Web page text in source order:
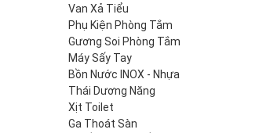
Van Xả Tiểu
Phụ Kiện Phòng Tắm
Gương Soi Phòng Tắm
Máy Sấy Tay
Bồn Nước INOX - Nhựa
Thái Dương Năng
Xịt Toilet
Ga Thoát Sàn